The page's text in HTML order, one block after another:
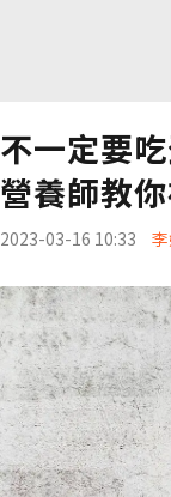
不一定要
營養師教
2023-03-16 10:33